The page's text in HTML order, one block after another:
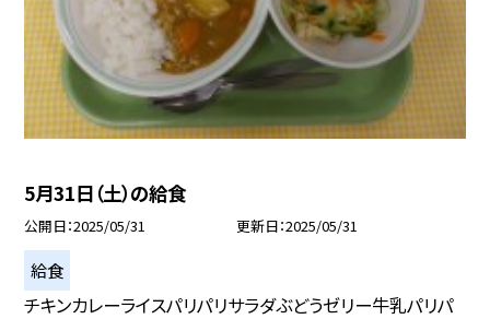
5月31日（土）の給食
公開日 2025/05/31 更新日 2025/05/31
給食
チキンカレーライスパリパリサラダぶどうゼリー牛乳パリパ